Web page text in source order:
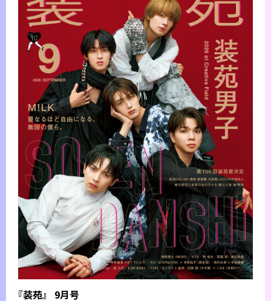
『装苑』 9月号